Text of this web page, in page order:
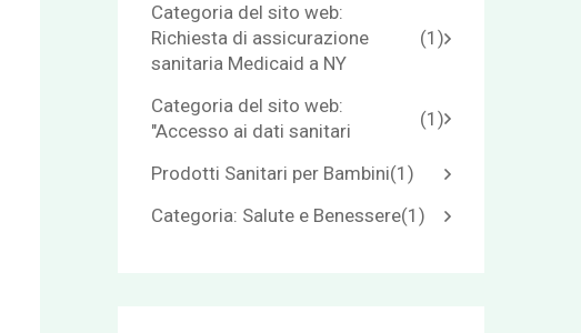
Categoria del sito web:
Richiesta di assicurazione
sanitaria Medicaid a NY
(1)
Categoria del sito web:
"Accesso ai dati sanitari
(1)
Prodotti Sanitari per Bambini(1)
Categoria: Salute e Benessere(1)